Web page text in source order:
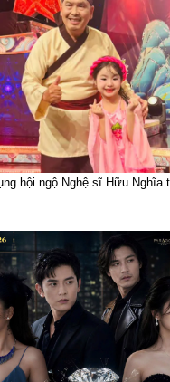
hội ngộ Nghệ sĩ Hữu Nghĩa